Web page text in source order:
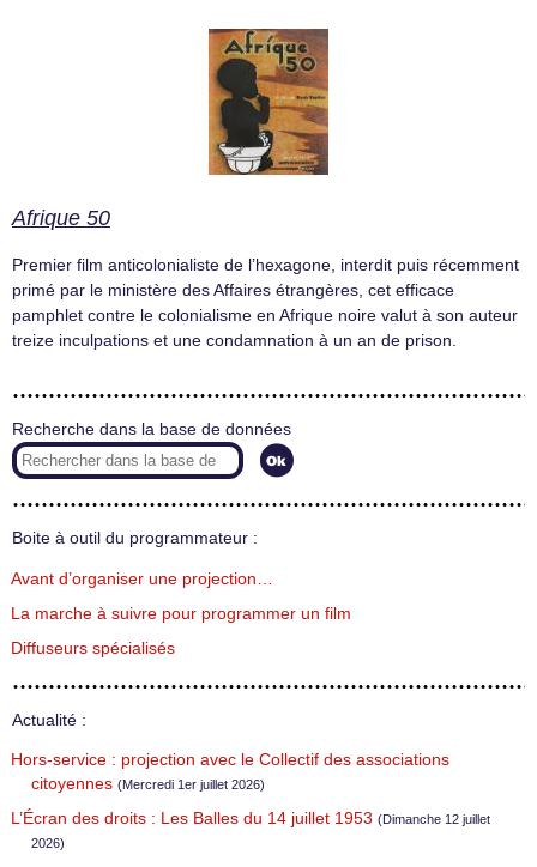
Afrique 50
Premier film anticolonialiste de l’hexagone, interdit puis récemment
primé par le ministère des Affaires étrangères, cet efficace
pamphlet contre le colonialisme en Afrique noire valut à son auteur
treize inculpations et une condamnation à un an de prison.
Recherche dans la base de données
Boite à outil du programmateur :
Avant d’organiser une projection…
La marche à suivre pour programmer un film
Diffuseurs spécialisés
Actualité :
Hors-service : projection avec le Collectif des associations
citoyennes (Mercredi 1er juillet 2026)
L’Écran des droits : Les Balles du 14 juillet 1953 (Dimanche 12 juillet
2026)